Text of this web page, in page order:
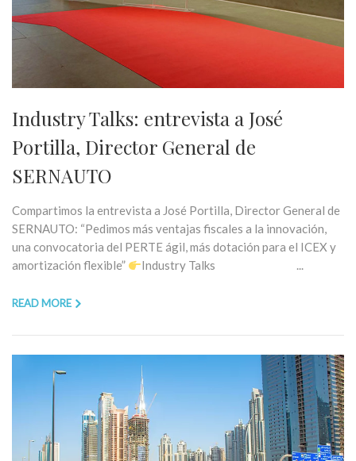
Industry Talks: entrevista a José
Portilla, Director General de
SERNAUTO
Compartimos la entrevista a José Portilla, Director General de
SERNAUTO: “Pedimos más ventajas fiscales a la innovación,
una convocatoria del PERTE ágil, más dotación para el ICEX y
amortización flexible”
Industry Talks ...
READ MORE